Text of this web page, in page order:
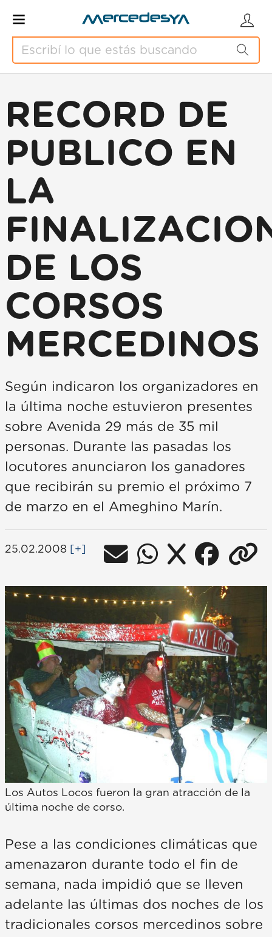
RECORD DE
PUBLICO EN
LA
DE LOS
CORSOS
MERCEDINOS
Según indicaron los organizadores en
la última noche estuvieron presentes
sobre Avenida 29 más de 35 mil
personas. Durante las pasadas los
locutores anunciaron los ganadores
que recibirán su premio el próximo 7
de marzo en el Ameghino Marín.
25.02.2008 [+]
Los Autos Locos fueron la gran atracción de la
última noche de corso.
Pese a las condiciones climáticas que
amenazaron durante todo el fin de
semana, nada impidió que se lleven
adelante las últimas dos noches de los
tradicionales corsos mercedinos sobre